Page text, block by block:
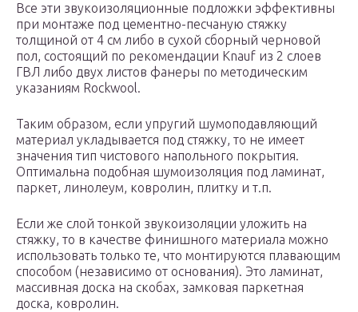
Все эти звукоизоляционные подложки эффективны
при монтаже под цементно-песчаную стяжку
толщиной от 4 см либо в сухой сборный черновой
пол, состоящий по рекомендации Knauf из 2 слоев
ГВЛ либо двух листов фанеры по методическим
указаниям Rockwool.
Таким образом, если упругий шумоподавляющий
материал укладывается под стяжку, то не имеет
значения тип чистового напольного покрытия.
Оптимальна подобная шумоизоляция под ламинат,
паркет, линолеум, ковролин, плитку и т.п.
Если же слой тонкой звукоизоляции уложить на
стяжку, то в качестве финишного материала можно
использовать только те, что монтируются плавающим
способом (независимо от основания). Это ламинат,
массивная доска на скобах, замковая паркетная
доска, ковролин.